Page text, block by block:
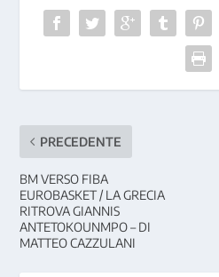
PRECEDENTE
BM VERSO FIBA
EUROBASKET / LA GRECIA
RITROVA GIANNIS
ANTETOKOUNMPO – DI
MATTEO CAZZULANI